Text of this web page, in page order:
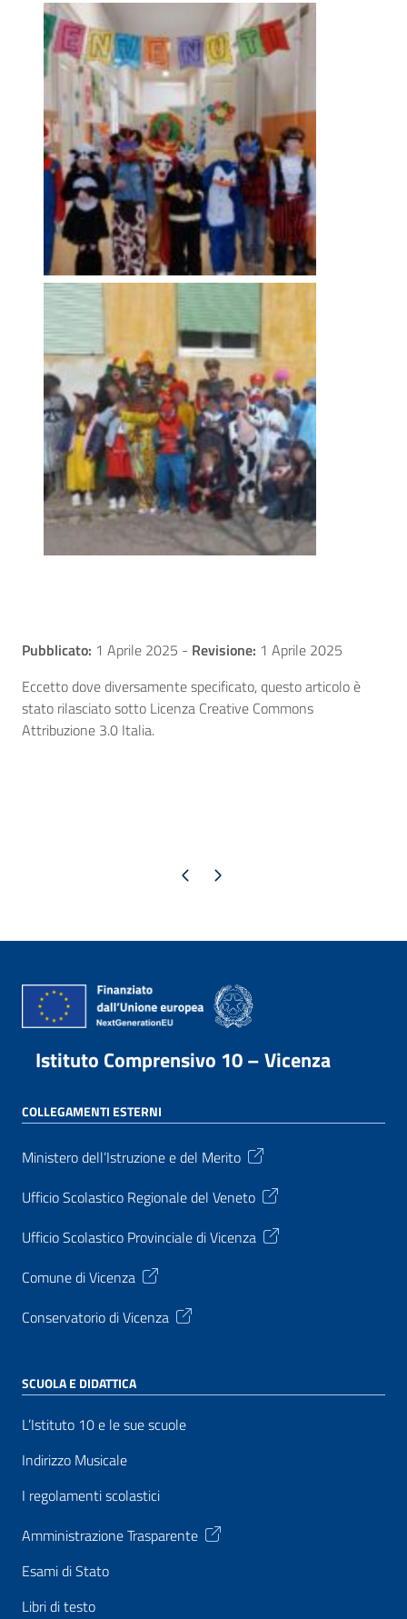
Pubblicato: 1 Aprile 2025 - Revisione: 1 Aprile 2025
Eccetto dove diversamente specificato, questo articolo è
stato rilasciato sotto Licenza Creative Commons
Attribuzione 3.0 Italia.
Pagina precedente
Pagina successiva
Istituto Comprensivo 10 – Vicenza
COLLEGAMENTI ESTERNI
Ministero dell’Istruzione e del Merito
Ufficio Scolastico Regionale del Veneto
Ufficio Scolastico Provinciale di Vicenza
Comune di Vicenza
Conservatorio di Vicenza
SCUOLA E DIDATTICA
L’Istituto 10 e le sue scuole
Indirizzo Musicale
I regolamenti scolastici
Amministrazione Trasparente
Esami di Stato
Libri di testo